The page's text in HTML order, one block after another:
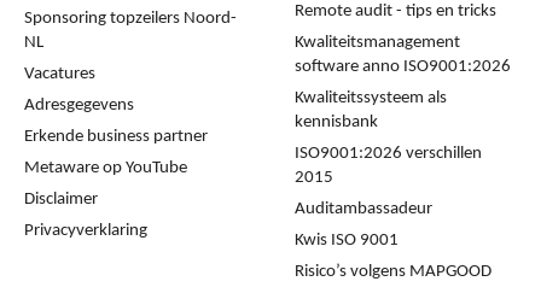
Sponsoring topzeilers Noord-
NL
Vacatures
Adresgegevens
Erkende business partner
Metaware op YouTube
Disclaimer
Privacyverklaring
Remote audit - tips en tricks
Kwaliteitsmanagement
software anno ISO9001:2026
Kwaliteitssysteem als
kennisbank
ISO9001:2026 verschillen
2015
Auditambassadeur
Kwis ISO 9001
Risico’s volgens MAPGOOD